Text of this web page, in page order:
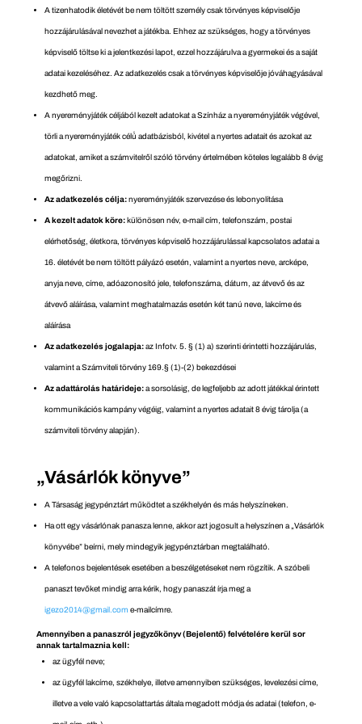
A tizenhatodik életévét be nem töltött személy csak törvényes képviselője
hozzájárulásával nevezhet a játékba. Ehhez az szükséges, hogy a törvényes
képviselő töltse ki a jelentkezési lapot, ezzel hozzájárulva a gyermekei és a saját
adatai kezeléséhez. Az adatkezelés csak a törvényes képviselője jóváhagyásával
kezdhető meg.
A nyereményjáték céljából kezelt adatokat a Színház a nyereményjáték végével,
törli a nyereményjáték célú́ adatbázisból, kivétel a nyertes adatait és azokat az
adatokat, amiket a számvitelről szóló törvény értelmében köteles legalább 8 évig
megőrizni.
Az adatkezelés célja:nyereményjáték szervezése és lebonyolítása
A kezelt adatok köre:különösen név, e-mail cím, telefonszám, postai
elérhetőség, életkora, törvényes képviselő hozzájárulással kapcsolatos adatai a
16. életévét be nem töltött pályázó esetén, valamint a nyertes neve, arcképe,
anyja neve, címe, adóazonosító jele, telefonszáma, dátum, az átvevő és az
átvevő aláírása, valamint meghatalmazás esetén két tanú neve, lakcíme és
aláírása
Az adatkezelés jogalapja:az Infotv. 5. § (1) a) szerinti érintetti hozzájárulás,
valamint a Számviteli törvény 169.§ (1)-(2) bekezdései
Az adattárolás határideje:a sorsolásig, de legfeljebb az adott játékkal érintett
kommunikációs kampány végéig, valamint a nyertes adatait 8 évig tárolja (a
számviteli törvény alapján).
„Vásárlók könyve”
A Társaság jegypénztárt működtet a székhelyén és más helyszíneken.
Ha ott egy vásárlónak panasza lenne, akkor azt jogosult a helyszínen a „Vásárlók
könyvébe” beírni, mely mindegyik jegypénztárban megtalálható.
A telefonos bejelentések esetében a beszélgetéseket nem rögzítik. A szóbeli
panaszt tevőket mindig arra kérik, hogy panaszát írja meg a
igezo2014@gmail.com e-mailcímre.
Amennyiben a panaszról jegyzőkönyv (Bejelentő) felvételére kerül sor
annak tartalmaznia kell:
az ügyfél neve;
az ügyfél lakcíme, székhelye, illetve amennyiben szükséges, levelezési címe,
illetve a vele való kapcsolattartás általa megadott módja és adatai (telefon, e-